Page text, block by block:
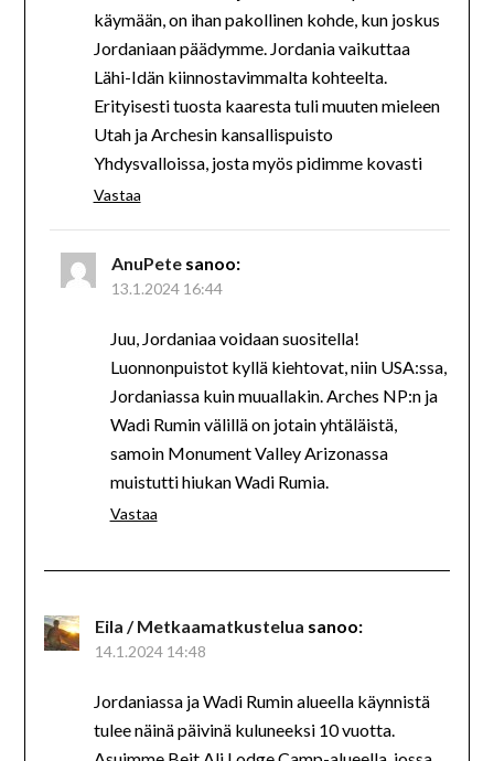
käymään, on ihan pakollinen kohde, kun joskus
Jordaniaan päädymme. Jordania vaikuttaa
Lähi-Idän kiinnostavimmalta kohteelta.
Erityisesti tuosta kaaresta tuli muuten mieleen
Utah ja Archesin kansallispuisto
Yhdysvalloissa, josta myös pidimme kovasti
Vastaa
AnuPete sanoo:
13.1.2024 16:44
Juu, Jordaniaa voidaan suositella!
Luonnonpuistot kyllä kiehtovat, niin USA:ssa,
Jordaniassa kuin muuallakin. Arches NP:n ja
Wadi Rumin välillä on jotain yhtäläistä,
samoin Monument Valley Arizonassa
muistutti hiukan Wadi Rumia.
Vastaa
Eila / Metkaamatkustelua sanoo:
14.1.2024 14:48
Jordaniassa ja Wadi Rumin alueella käynnistä
tulee näinä päivinä kuluneeksi 10 vuotta.